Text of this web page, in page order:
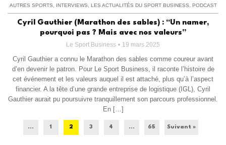
AUTRES SPORTS INTERVIEWS LES ACTUALITÉS DU SPORT BUSINESS PODCAST
Cyril Gauthier (Marathon des sables) : “Un namer,
pourquoi pas ? Mais avec nos valeurs”
Le Sport Business 19 mars 2025
Cyril Gauthier a connu le Marathon des sables comme coureur avant
d’en devenir le patron. Pour Le Sport Business, il raconte l’histoire de
cet événement et les valeurs auquel il est attaché, plus qu’à l’aspect
financier. A la tête d’une grande entreprise de logistique (IGL), Cyril
Gauthier aurait pu poursuivre tranquillement son parcours professionnel.
En […]
... 1 2 3 4 … 65 Suivant »